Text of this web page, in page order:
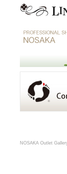
NOSAKA Outlet